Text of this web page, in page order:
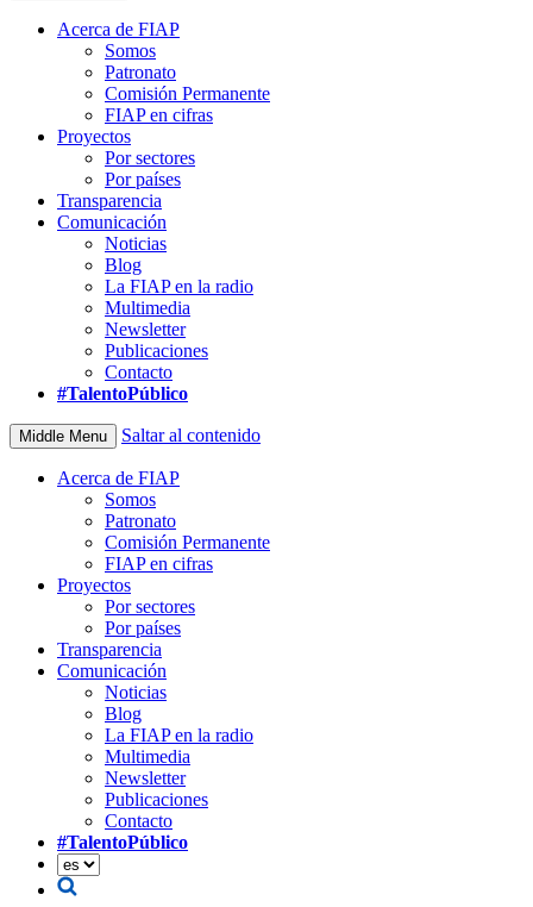
Acerca de FIAP
Somos
Patronato
Comisión Permanente
FIAP en cifras
Proyectos
Por sectores
Por países
Transparencia
Comunicación
Noticias
Blog
La FIAP en la radio
Multimedia
Newsletter
Publicaciones
Contacto
#TalentoPúblico
Middle Menu Saltar al contenido
Acerca de FIAP
Somos
Patronato
Comisión Permanente
FIAP en cifras
Proyectos
Por sectores
Por países
Transparencia
Comunicación
Noticias
Blog
La FIAP en la radio
Multimedia
Newsletter
Publicaciones
Contacto
#TalentoPúblico